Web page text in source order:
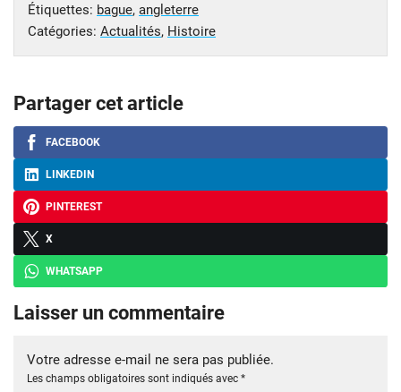
Étiquettes: bague, angleterre
Catégories: Actualités, Histoire
Partager cet article
FACEBOOK
LINKEDIN
PINTEREST
X
WHATSAPP
Laisser un commentaire
Votre adresse e-mail ne sera pas publiée.
Les champs obligatoires sont indiqués avec *